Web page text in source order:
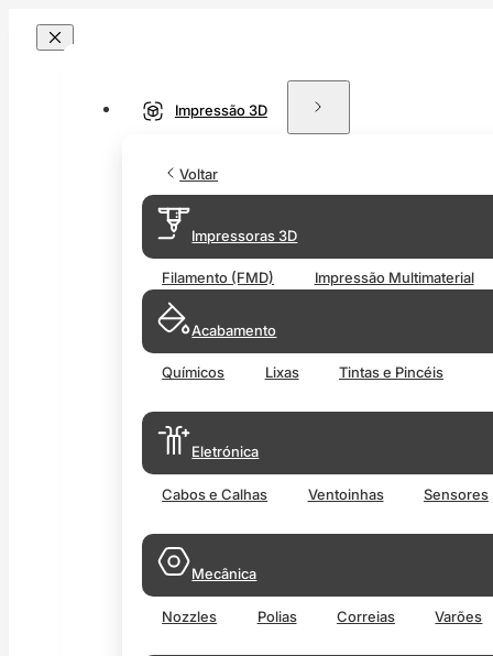
Impressão 3D
Voltar
Impressoras 3D
Filamento (FMD) Impressão Multimaterial
Acabamento
Químicos Lixas Tintas e Pincéis
Eletrónica
Cabos e Calhas Ventoinhas Sensores
Mecânica
Nozzles Polias Correias Varões